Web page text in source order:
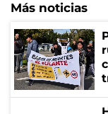
Más noticias